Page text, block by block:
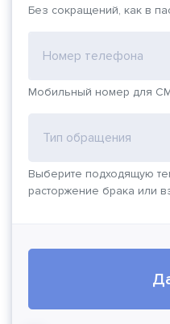
Без сокращений, как в
Номер телефона
Мобильный номер для
Тип обращения
Выберите подходящую
расторжение брака или